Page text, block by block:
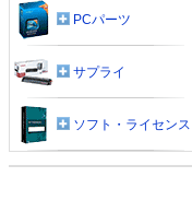
PCパーツ
サプライ
ソフト・ライセンス